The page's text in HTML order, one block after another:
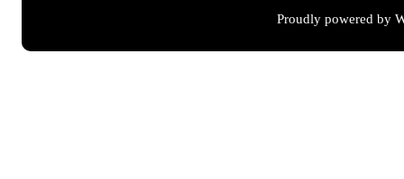
Proudly powered by